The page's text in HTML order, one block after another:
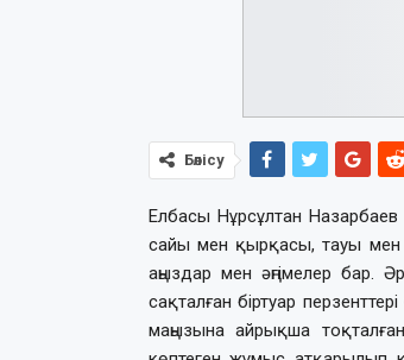
Бөлісу
Елбасы Нұрсұлтан Назарбаев
сайы мен қырқасы, тауы мен
аңыздар мен әңгімелер бар.
сақталған біртуар
маңызына айрықша